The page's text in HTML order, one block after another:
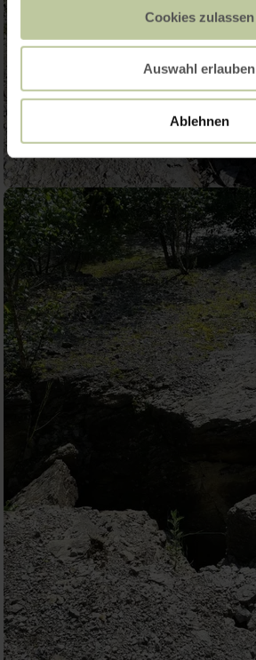
Cookies zulassen
Auswahl erlauben
Ablehnen